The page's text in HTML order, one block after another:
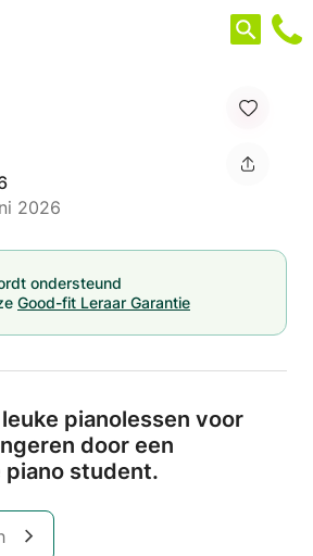
2026
ondersteund
Good-fit Leraar Garantie
pianolessen voor
door een
student.